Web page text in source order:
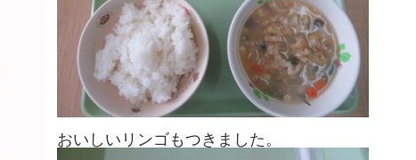
おいしいリンゴもつきました。